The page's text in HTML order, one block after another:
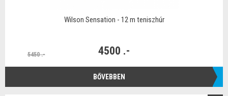
Wilson Sensation - 12 m teniszhúr
5450 .- 4500 .-
BŐVEBBEN